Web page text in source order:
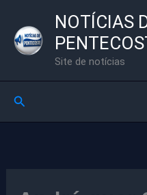
para
NOTÍCIAS
Site de notícias
Pesquisar